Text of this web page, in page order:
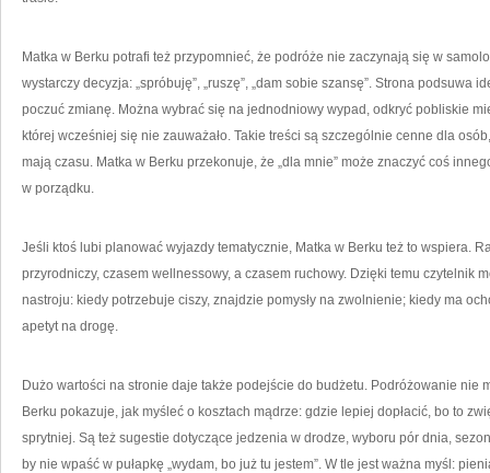
Matka w Berku potrafi też przypomnieć, że podróże nie zaczynają się w
wystarczy decyzja: „spróbuję”, „ruszę”, „dam sobie szansę”. Strona podsuwa
poczuć zmianę. Można wybrać się na jednodniowy wypad, odkryć pobliskie
której wcześniej się nie zauważało. Takie treści są szczególnie cenne dla
mają czasu. Matka w Berku przekonuje, że „dla mnie” może znaczyć coś
w porządku.
Jeśli ktoś lubi planować wyjazdy tematycznie, Matka w Berku też to wspiera.
przyrodniczy, czasem wellnessowy, a czasem ruchowy. Dzięki temu czytelnik
nastroju: kiedy potrzebuje ciszy, znajdzie pomysły na zwolnienie; kiedy ma
apetyt na drogę.
Dużo wartości na stronie daje także podejście do budżetu. Podróżowanie nie
Berku pokazuje, jak myśleć o kosztach mądrze: gdzie lepiej dopłacić, bo to
sprytniej. Są też sugestie dotyczące jedzenia w drodze, wyboru pór dnia,
by nie wpaść w pułapkę „wydam, bo już tu jestem”. W tle jest ważna myśl: